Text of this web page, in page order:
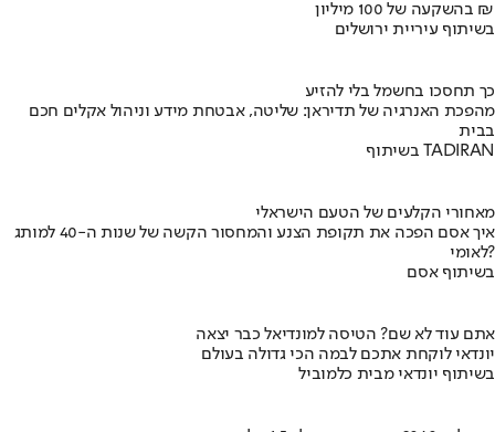
בהשקעה של 100 מיליון ₪
בשיתוף עיריית ירושלים
כך תחסכו בחשמל בלי להזיע
מהפכת האנרגיה של תדיראן: שליטה, אבטחת מידע וניהול אקלים חכם
בבית
בשיתוף TADIRAN
מאחורי הקלעים של הטעם הישראלי
איך אסם הפכה את תקופת הצנע והמחסור הקשה של שנות ה-40 למותג
לאומי?
בשיתוף אסם
אתם עוד לא שם? הטיסה למונדיאל כבר יצאה
יונדאי לוקחת אתכם לבמה הכי גדולה בעולם
בשיתוף יונדאי מבית כלמוביל